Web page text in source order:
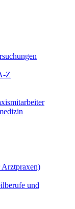
Z
Arztpraxen)
und